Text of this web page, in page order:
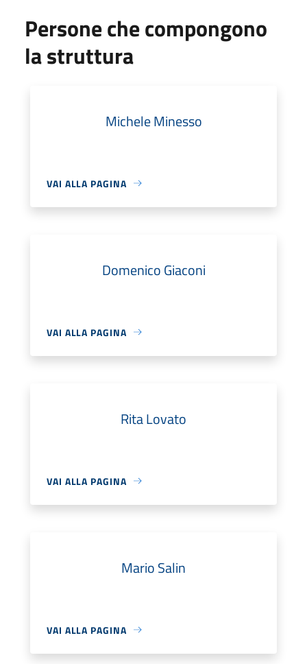
Persone che compongono
la struttura
Michele Minesso
VAI ALLA PAGINA
Domenico Giaconi
VAI ALLA PAGINA
Rita Lovato
VAI ALLA PAGINA
Mario Salin
VAI ALLA PAGINA